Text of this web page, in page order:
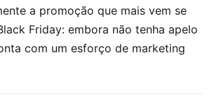
a promoção que mais vem se
Friday: embora não tenha apelo
com um esforço de marketing